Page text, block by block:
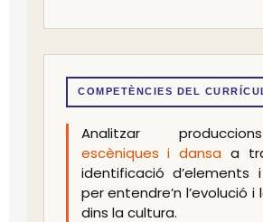
COMPETÈNCIES DEL
Analitzar
escèniques i dansa a
identificació d’elements
per entendre’n l’evolució i
dins la cultura.